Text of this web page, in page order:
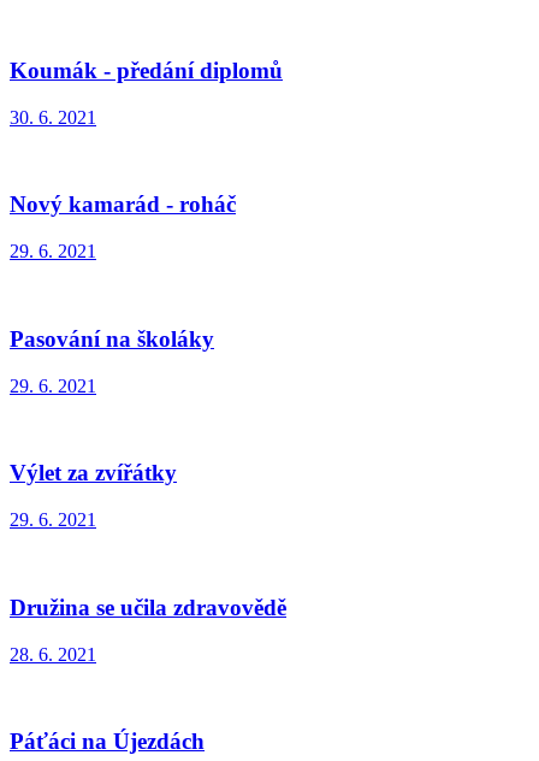
Koumák - předání diplomů
30. 6. 2021
Nový kamarád - roháč
29. 6. 2021
Pasování na školáky
29. 6. 2021
Výlet za zvířátky
29. 6. 2021
Družina se učila zdravovědě
28. 6. 2021
Páťáci na Újezdách